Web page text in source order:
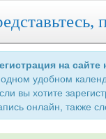
на
удобном
вы хотите
онлайн, также